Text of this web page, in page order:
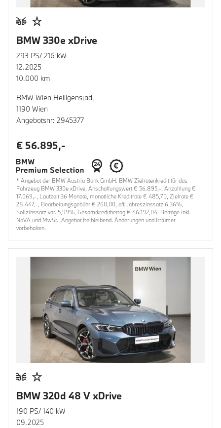
BMW 330e xDrive
293 PS/ 216 kW
12.2025
10.000 km
BMW Wien Heiligenstadt
1190 Wien
Angebotsnr: 2945377
€ 56.895,-
* Angebot der BMW Austria Bank GmbH. BMW Zielratenkredit für das
Fahrzeug BMW 330e xDrive, Anschaffungswert € 56.895,-, Anzahlung €
17.069,-, Laufzeit 36 Monate, monatliche Kreditrate € 485,70, Zielrate €
28.447,-, Bearbeitungsgebühr € 260,00, eff. Jahreszinssatz 6,36%,
Sollzinssatz var. 5,99%, Gesamtkreditbetrag € 46.192,04. Beträge inkl.
NoVA und MwSt.. Angebot freibleibend. Änderungen und Irrtümer
vorbehalten.
BMW 320d 48 V xDrive
190 PS/ 140 kW
09.2025